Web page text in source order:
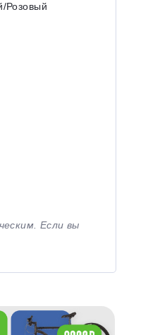
Розовый
Если вы